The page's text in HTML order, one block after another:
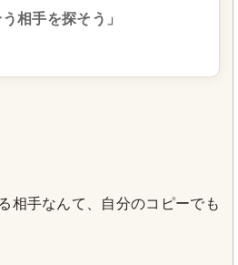
相手を探そう」
相手なんて、自分のコピーでも